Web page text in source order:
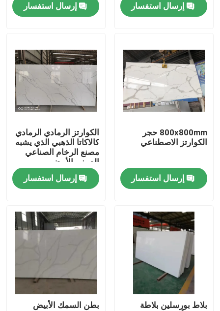
المنتجات
حولنا
مراقبة الجودة
اتصل بنا
أخبار
القضايا
اطلب اقتباس
ألواح الجرانيت الحجر
إرسال استفسار إرسال استفسار
800x800mm حجر
الكوارتز الاصطناعي
إرسال استفسار
الكوارتز الرمادي الرمادي
كالاكاتا الذهبي الذي يشبه
مصنع الرخام الصناعي
الصيني الأبيض
إرسال استفسار
بلاط بورسلين بلاطة
بطن السمك الأبيض